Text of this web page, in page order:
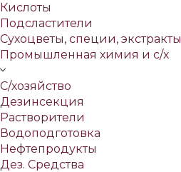
Кислоты
Подсластители
Сухоцветы, специи, экстракты
Промышленная химия и с/х
С/хозяйство
Дезинсекция
Растворители
Водоподготовка
Нефтепродукты
Дез. Средства